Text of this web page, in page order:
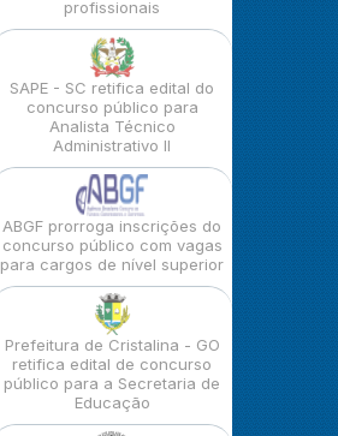
profissionais
SAPE - SC retifica edital do
concurso público para
Analista Técnico
Administrativo II
ABGF prorroga inscrições do
concurso público com vagas
para cargos de nível superior
Prefeitura de Cristalina - GO
retifica edital de concurso
público para a Secretaria de
Educação